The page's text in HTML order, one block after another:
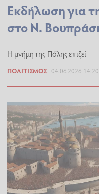
Εκδήλωση για
στο Ν.
Η μνήμη της Πόλης επιζεί
ΠΟΛΙΤΙΣΜΌΣ 04.06.2026 14:20